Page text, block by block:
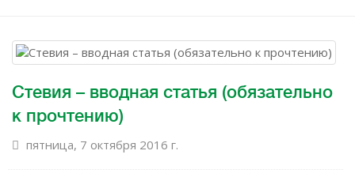
Стевия – вводная статья (обязательно
к прочтению)
пятница, 7 октября 2016 г.